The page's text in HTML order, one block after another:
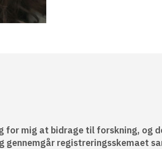
for mig at bidrage til forskning, og
gennemgår registreringsskemaet